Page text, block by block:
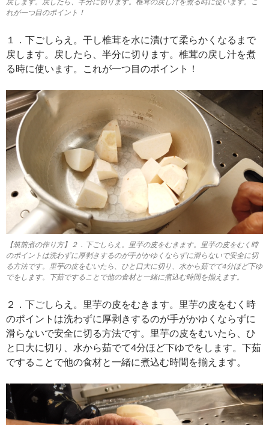
れが一つ目のポイント！
１．下ごしらえ。干し椎茸を水に漬けて柔らかくなるまで
戻します。戻したら、半分に切ります。椎茸の戻し汁を煮
る時に使います。これが一つ目のポイント！
【筑前煮の作り方】２．下ごしらえ。里芋の皮をむきます。里芋の皮をむく時
のポイントは洗わずに厚剥きするのが手がかゆくならずに滑らないで安全に切
る方法です。里芋の皮をむいたら、ひと口大に切り、水から茹でて4分ほど下ゆ
でをします。下茹ですることで他の食材と一緒に煮込む時間を揃えます。
２．下ごしらえ。里芋の皮をむきます。里芋の皮をむく時
のポイントは洗わずに厚剥きするのが手がかゆくならずに
滑らないで安全に切る方法です。里芋の皮をむいたら、ひ
と口大に切り、水から茹でて4分ほど下ゆでをします。下茹
ですることで他の食材と一緒に煮込む時間を揃えます。